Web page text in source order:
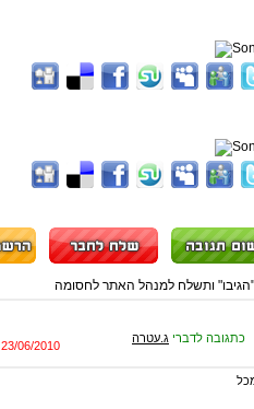
ותשלח למנהל האתר לחסומה
23/06/2010
כתגובה לדברי ג.עטרה